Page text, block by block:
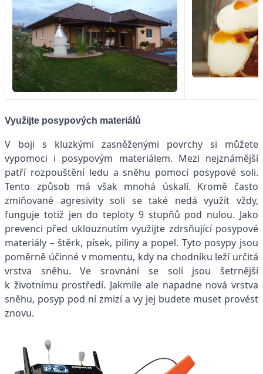
Využijte posypových materiálů
V boji s kluzkými zasněženými povrchy si můžete
vypomoci i posypovým materiálem. Mezi nejznámější
patří rozpouštění ledu a sněhu pomocí posypové soli.
Tento způsob má však mnohá úskalí. Kromě často
zmiňované agresivity soli se také nedá využít vždy,
funguje totiž jen do teploty 9 stupňů pod nulou. Jako
prevenci před uklouznutím využijte zdrsňující posypové
materiály – štěrk, písek, piliny a popel. Tyto posypy jsou
poměrně účinné v momentu, kdy na chodníku leží určitá
vrstva sněhu. Ve srovnání se solí jsou šetrnější
k životnímu prostředí. Jakmile ale napadne nová vrstva
sněhu, posyp pod ní zmizí a vy jej budete muset provést
znovu.